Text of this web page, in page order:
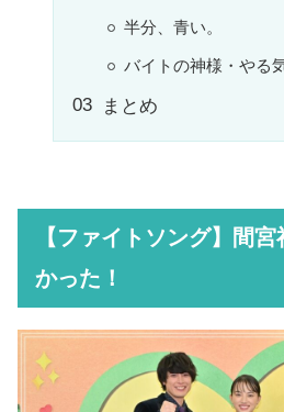
半分、青い。
バイトの神様・やる
まとめ
【ファイトソング】間
かった！